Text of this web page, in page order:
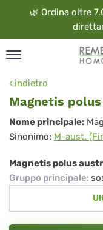
🌿 Ordina oltre
indietro
Magnetis
Magnetis
polus
australis
(Fincke)
Nome principale:
Sinonimo: M-aust.
Magnetis polus
Gruppo principale: